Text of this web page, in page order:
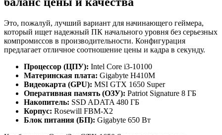
Это, пожалуй, лучший вариант для начинающего геймера,
который ищет надежный ПК начального уровня без серьезных
компромиссов в производительности. Конфигурация
предлагает отличное соотношение цены и кадра в секунду.
Процессор (ЦПУ): Intel Core i3-10100
Материнская плата: Gigabyte H410M
Видеокарта (GPU): MSI GTX 1650 Super
Оперативная память (ОЗУ): Patriot Signature 8 ГБ
Накопитель: SSD ADATA 480 ГБ
Корпус: Rosewill FBM-X2
Блок питания (БП): Gigabyte 650 Вт